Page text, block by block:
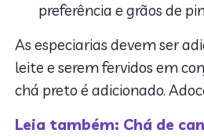
preferência e grãos de
As especiarias devem ser
leite e serem fervidos em
chá preto é adicionado.
Leia também: Chá de